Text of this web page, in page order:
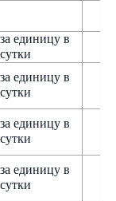
за единицу в
сутки
за единицу в
сутки
за единицу в
сутки
за единицу в
сутки